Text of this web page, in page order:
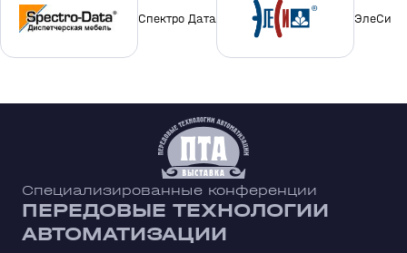
Спектро Дата ЭлеСи
Специализированные конференции
ПЕРЕДОВЫЕ ТЕХНОЛОГИИ
АВТОМАТИЗАЦИИ